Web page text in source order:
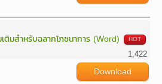
มสำหรับฉลากโภชนาการ (Word) HOT
1,422
Download